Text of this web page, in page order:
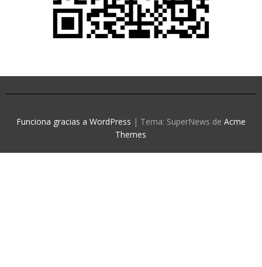
Funciona gracias a WordPress | Tema: SuperNews de Acme
Themes